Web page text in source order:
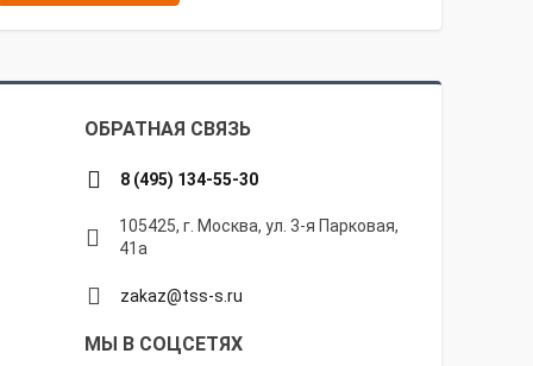
ОБРАТНАЯ СВЯЗЬ
8 (495) 134-55-30
105425, г. Москва, ул. 3-я Парковая,
41а
zakaz@tss-s.ru
МЫ В СОЦСЕТЯХ